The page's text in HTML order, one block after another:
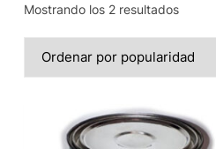
Mostrando los 2 resultados